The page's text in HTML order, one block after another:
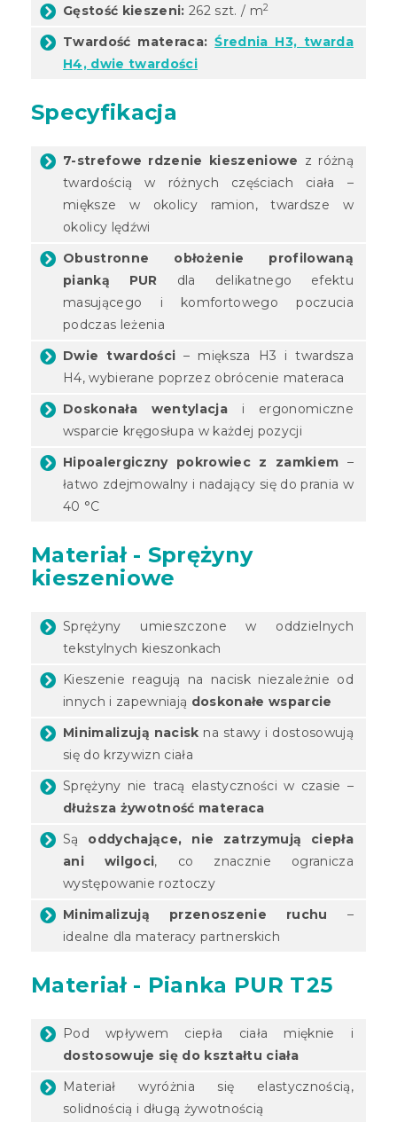
Gęstość kieszeni: 262 szt. / m2
Twardość materaca:Średnia H3, twarda
H4, dwie twardości
Specyfikacja
7-strefowe rdzenie kieszeniowe z różną
twardością w różnych częściach ciała –
miększe w okolicy ramion, twardsze w
okolicy lędźwi
Obustronne obłożenie profilowaną
pianką PUR dla delikatnego efektu
masującego i komfortowego poczucia
podczas leżenia
Dwie twardości – miększa H3 i twardsza
H4, wybierane poprzez obrócenie materaca
Doskonała wentylacja i ergonomiczne
wsparcie kręgosłupa w każdej pozycji
Hipoalergiczny pokrowiec z zamkiem –
łatwo zdejmowalny i nadający się do prania w
40 °C
Materiał - Sprężyny
kieszeniowe
Sprężyny umieszczone w oddzielnych
tekstylnych kieszonkach
Kieszenie reagują na nacisk niezależnie od
innych i zapewniają doskonałe wsparcie
Minimalizują nacisk na stawy i dostosowują
się do krzywizn ciała
Sprężyny nie tracą elastyczności w czasie –
dłuższa żywotność materaca
Są oddychające, nie zatrzymują ciepła
ani wilgoci, co znacznie ogranicza
występowanie roztoczy
Minimalizują przenoszenie ruchu –
idealne dla materacy partnerskich
Materiał - Pianka PUR T25
Pod wpływem ciepła ciała mięknie i
dostosowuje się do kształtu ciała
Materiał wyróżnia się elastycznością,
solidnością i długą żywotnością